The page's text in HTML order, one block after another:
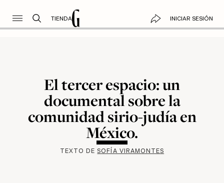
TIENDA INICIAR SESIÓN
El tercer espacio: un
documental sobre la
comunidad sirio-judía en
México.
TEXTO DE SOFÍA VIRAMONTES